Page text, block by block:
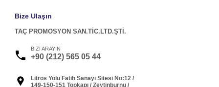
Bize Ulaşın
TAÇ PROMOSYON SAN.TİC.LTD.ŞTİ.
BİZİ ARAYIN
+90 (212) 565 05 44
Litros Yolu Fatih Sanayi Sitesi No:12 /
149-150-151 Topkapı / Zeytinburnu /